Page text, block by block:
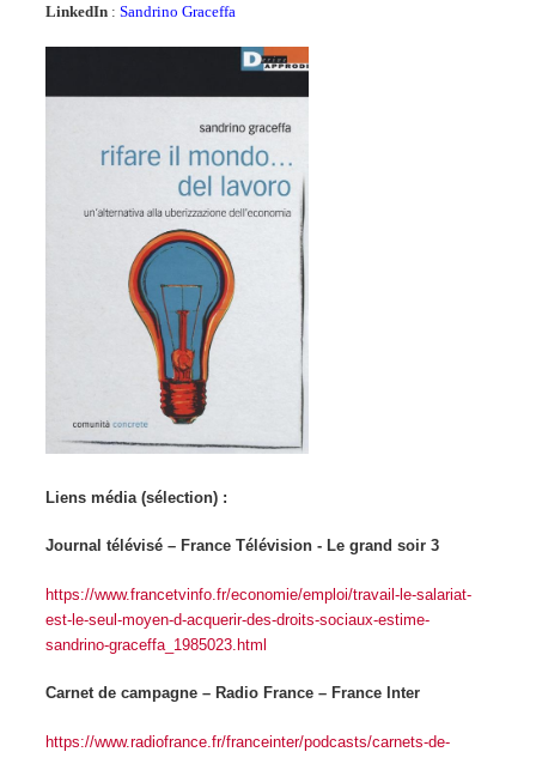
LinkedIn : Sandrino Graceffa
Liens média (sélection) :
Journal télévisé – France Télévision - Le grand soir 3
https://www.francetvinfo.fr/economie/emploi/travail-le-salariat-
est-le-seul-moyen-d-acquerir-des-droits-sociaux-estime-
sandrino-graceffa_1985023.html
Carnet de campagne – Radio France – France Inter
https://www.radiofrance.fr/franceinter/podcasts/carnets-de-